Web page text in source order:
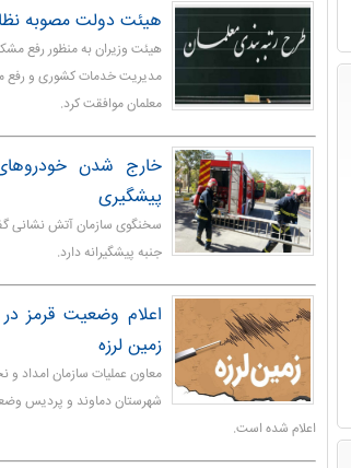
هیئت دولت مصوبه
هیئت وزیران به منظور رفع
مدیریت خدمات کشوری و رفع
معلمان موافقت کرد.
خارج شدن
پیشگیری
سخنگوی سازمان آتش نشانی
جنبه پیشگیرانه دارد.
اعلام وضعیت قرمز
زمین لرزه
معاون عملیات سازمان امداد
شهرستان دماوند و پردیس
اعلام شده است.